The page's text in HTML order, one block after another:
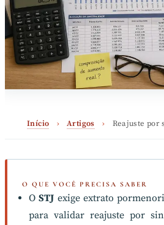
Início › Artigos › Reajuste por
O QUE VOCÊ PRECISA SABER
OSTJ exige extrato
para validar reajuste por